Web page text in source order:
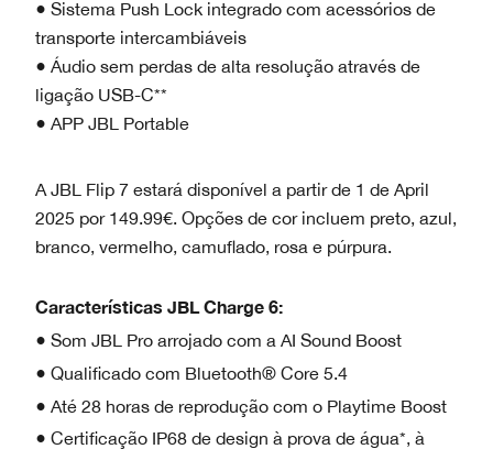
● Sistema Push Lock integrado com acessórios de
transporte intercambiáveis
● Áudio sem perdas de alta resolução através de
ligação USB-C**
● APP JBL Portable
A JBL Flip 7 estará disponível a partir de 1 de April
2025 por 149.99€. Opções de cor incluem preto, azul,
branco, vermelho, camuflado, rosa e púrpura.
Características JBL Charge 6:
● Som JBL Pro arrojado com a AI Sound Boost
● Qualificado com Bluetooth® Core 5.4
● Até 28 horas de reprodução com o Playtime Boost
● Certificação IP68 de design à prova de água*, à